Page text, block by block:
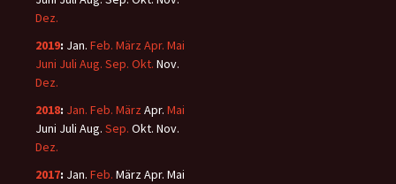
Dez.
2019: Jan. Feb. März Apr. Mai
Juni Juli Aug. Sep. Okt. Nov.
Dez.
2018: Jan. Feb. März Apr. Mai
Juni Juli Aug. Sep. Okt. Nov.
Dez.
2017: Jan. Feb. MärzApr. Mai